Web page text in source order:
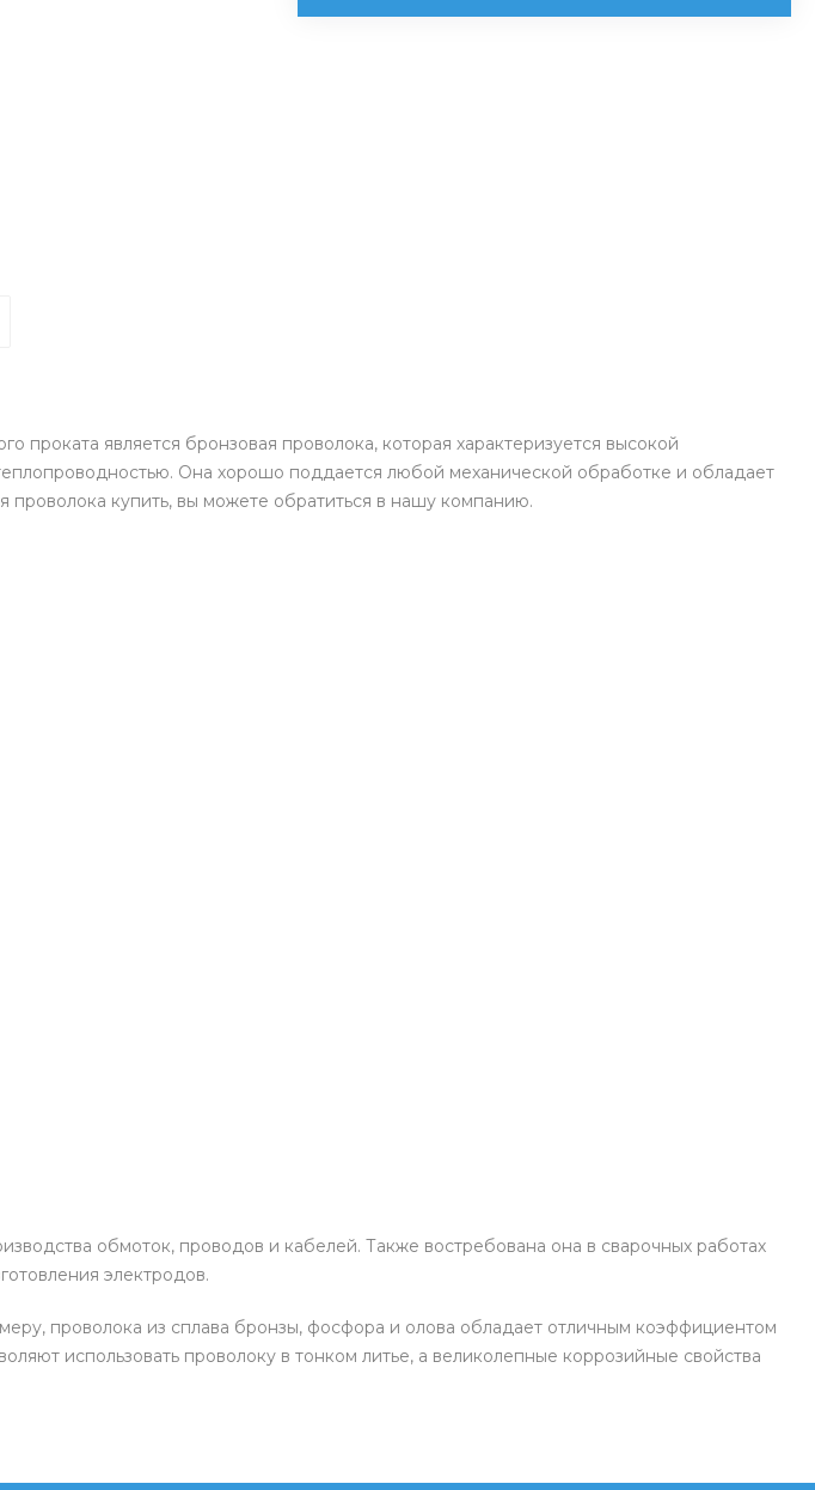
является бронзовая проволока, которая характеризуется высокой
Она хорошо поддается любой механической обработке и обладает
купить, вы можете обратиться в нашу компанию.
обмоток, проводов и кабелей. Также востребована она в сварочных работах
электродов.
проволока из сплава бронзы, фосфора и олова обладает отличным коэффициентом
использовать проволоку в тонком литье, а великолепные коррозийные свойства